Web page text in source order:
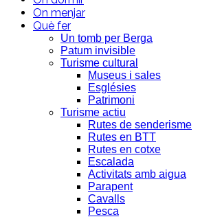
On menjar
Què fer
Un tomb per Berga
Patum invisible
Turisme cultural
Museus i sales
Esglésies
Patrimoni
Turisme actiu
Rutes de senderisme
Rutes en BTT
Rutes en cotxe
Escalada
Activitats amb aigua
Parapent
Cavalls
Pesca